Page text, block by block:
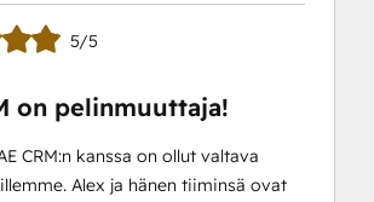
5/5
on pelinmuuttaja!
CRM:n kanssa on ollut valtava
Alex ja hänen tiiminsä ovat